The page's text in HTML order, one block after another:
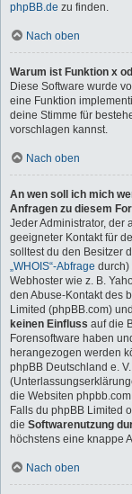
phpBB.de zu finden.
Nach oben
Warum ist Funktion x
Diese Software wurde
eine Funktion
deine Stimme für
vorschlagen kannst.
Nach oben
An wen soll ich mich
Anfragen zu diesem
Jeder Administrator, der
geeigneter Kontakt für
solltest du den Besitzer
„WHOIS“-Abfrage durch)
Webhoster wie z. B.
den Abuse-Kontakt des
Limited (phpBB.com)
keinen Einfluss auf die
Forensoftware haben
herangezogen werden
phpBB Deutschland e.
die Websiten
Falls du phpBB Limited
die Softwarenutzung
höchstens eine knappe
Nach oben